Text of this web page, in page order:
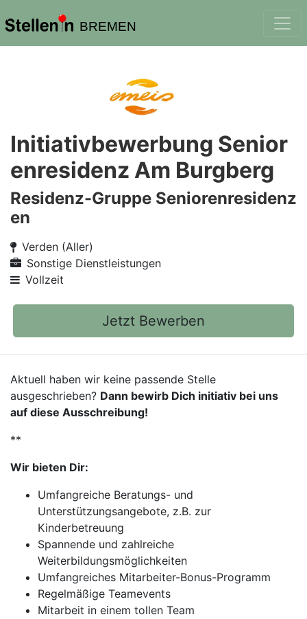
BREMEN
Initiativbewerbung Senior
enresidenz Am Burgberg
Residenz-Gruppe Seniorenresidenz
en
Verden (Aller)
Sonstige Dienstleistungen
Vollzeit
Jetzt Bewerben
Aktuell haben wir keine passende Stelle
ausgeschrieben? Dann bewirb Dich initiativ bei uns
auf diese Ausschreibung!
**
Wir bieten Dir:
Umfangreiche Beratungs- und
Unterstützungsangebote, z.B. zur
Kinderbetreuung
Spannende und zahlreiche
Weiterbildungsmöglichkeiten
Umfangreiches Mitarbeiter-Bonus-Programm
Regelmäßige Teamevents
Mitarbeit in einem tollen Team